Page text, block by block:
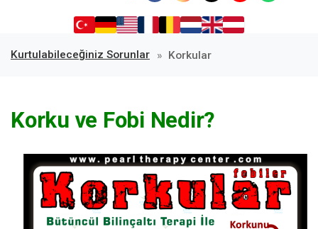
Kurtulabileceğiniz Sorunlar Korkular
Korku ve Fobi Nedir?